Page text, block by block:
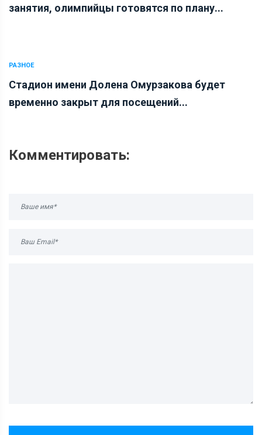
занятия, олимпийцы готовятся по плану...
РАЗНОЕ
Стадион имени Долена Омурзакова будет
временно закрыт для посещений...
Комментировать: